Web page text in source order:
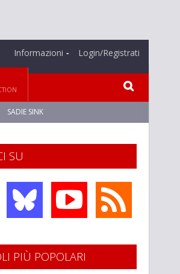
Informazioni Login/Registrati
SADIE SINK
SU
PIÙ POPOLARI